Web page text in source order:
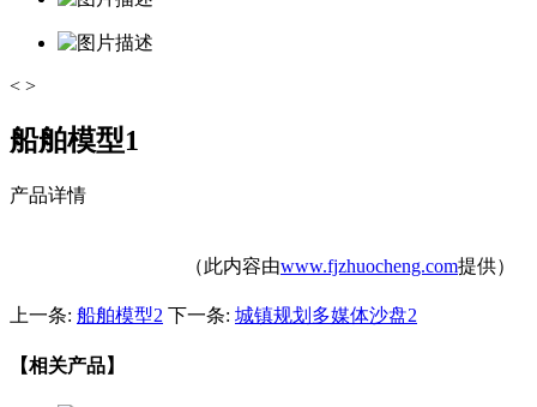
< >
船舶模型1
产品详情
（此内容由www.fjzhuocheng.com提供）
上一条: 船舶模型2 下一条: 城镇规划多媒体沙盘2
【相关产品】